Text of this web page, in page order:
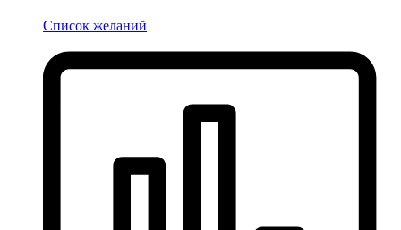
Список желаний